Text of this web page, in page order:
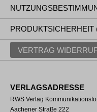
PRODUKTSICHERHEIT
VERTRAG
VERLAGSADRESSE
RWS Verlag
Aachener Straße 222